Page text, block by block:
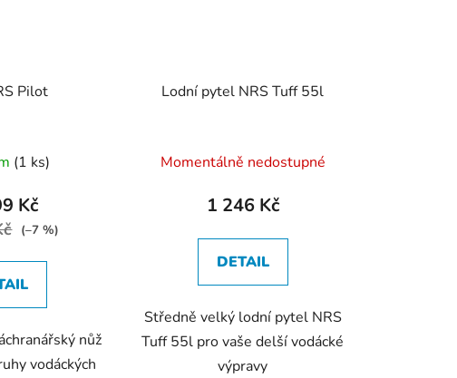
Pilot
(1 ks)
Kč
(–7 %)
nůž
vodáckých
Lodní pytel NRS Tuff 55l
Momentálně nedostupné
1 246 Kč
DETAIL
Středně velký lodní pytel NRS
Tuff 55l pro vaše delší vodácké
výpravy